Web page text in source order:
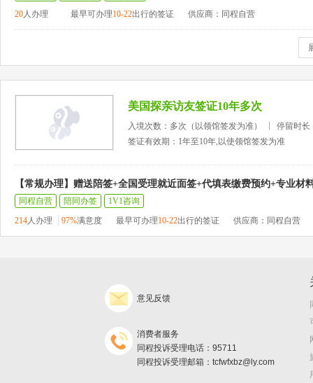
20人办理 最早可办理10-22出行的签证 供应商：同程自营
美国探亲访友签证10年多次
入境次数：多次（以领馆签发为准）
停留时长
签证有效期：1年至10年,以使领馆签发为准
【常规办理】赠送陪签+全国受理就近面签+代填表缴费预约+专业材
同程自营 陪同办签
1V1咨询
214人办理 97%满意度 最早可办理10-22出行的签证 供应商：同程自营
意见反馈
消费者服务
同程投诉受理电话：95711
同程投诉受理邮箱：tcfwfxbz@ly.com